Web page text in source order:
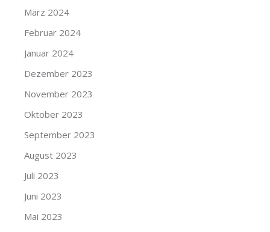
März 2024
Februar 2024
Januar 2024
Dezember 2023
November 2023
Oktober 2023
September 2023
August 2023
Juli 2023
Juni 2023
Mai 2023